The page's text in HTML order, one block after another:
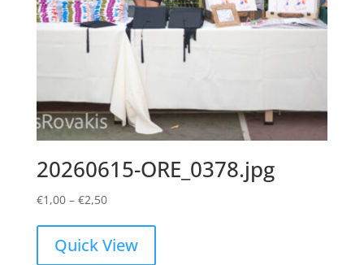
20260615-ORE_0378.jpg
€1,00 – €2,50Price
€1,00
through
Quick View